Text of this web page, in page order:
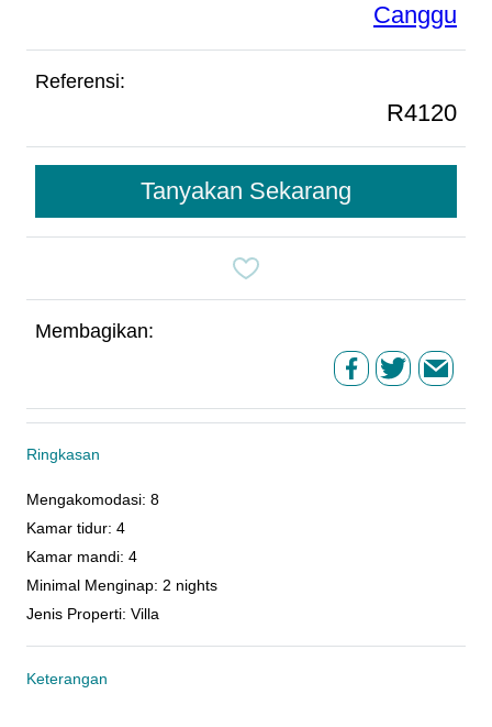
Canggu
Referensi:
R4120
Tanyakan Sekarang
Membagikan:
Ringkasan
Mengakomodasi: 8
Kamar tidur: 4
Kamar mandi: 4
Minimal Menginap: 2 nights
Jenis Properti: Villa
Keterangan